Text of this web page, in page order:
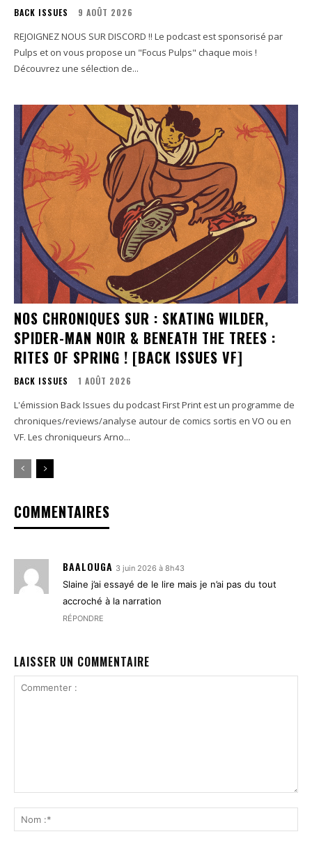
BACK ISSUES 9 AOÛT 2026
REJOIGNEZ NOUS SUR DISCORD !! Le podcast est sponsorisé par
Pulps et on vous propose un "Focus Pulps" chaque mois !
Découvrez une sélection de...
NOS CHRONIQUES SUR : SKATING WILDER,
SPIDER-MAN NOIR & BENEATH THE TREES :
RITES OF SPRING ! [BACK ISSUES VF]
BACK ISSUES 1 AOÛT 2026
L'émission Back Issues du podcast First Print est un programme de
chroniques/reviews/analyse autour de comics sortis en VO ou en
VF. Les chroniqueurs Arno...
COMMENTAIRES
BAALOUGA 3 juin 2026 à 8h43
Slaine j’ai essayé de le lire mais je n’ai pas du tout
accroché à la narration
RÉPONDRE
LAISSER UN COMMENTAIRE
:*